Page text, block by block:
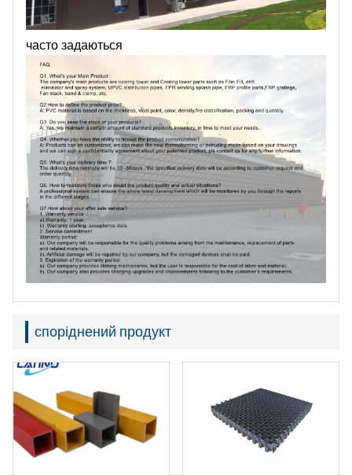
часто задаються
споріднений продукт